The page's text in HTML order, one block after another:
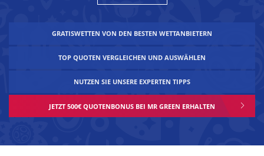
GRATISWETTEN VON DEN BESTEN WETTANBIETERN
TOP QUOTEN VERGLEICHEN UND AUSWÄHLEN
NUTZEN SIE UNSERE EXPERTEN TIPPS
JETZT 500€ QUOTENBONUS BEI MR GREEN ERHALTEN